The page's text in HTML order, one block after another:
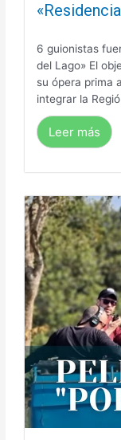
6 guionistas
del Lago» El
su ópera prima
integrar la
Leer más